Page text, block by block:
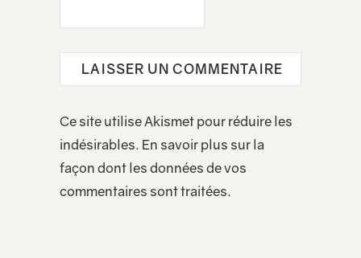
Ce site utilise Akismet pour réduire les
indésirables. En savoir plus sur la
façon dont les données de vos
commentaires sont traitées.